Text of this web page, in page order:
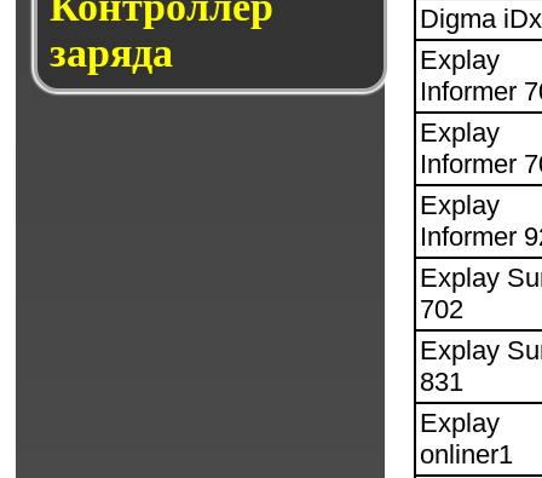
Digma
Explay
Informer
Explay
Informer
Explay
Informer
Explay
702
Explay
831
Explay
onliner1
заряда